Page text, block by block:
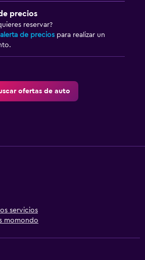
precios
reservar?
de precios para realizar un
ofertas de auto
servicios
momondo